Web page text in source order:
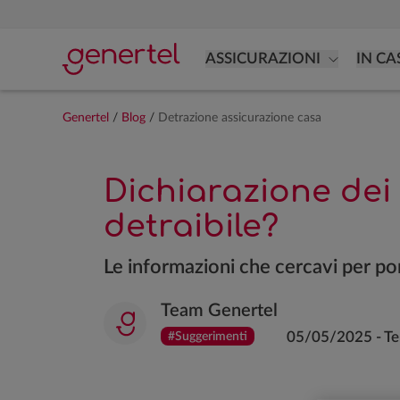
ASSICURAZIONI IN
Genertel / Blog / Detrazione assicurazione casa
Dichiarazione
detraibile?
Le informazioni che cercavi per
Team Genertel
#Suggerimenti 05/05/2025 -